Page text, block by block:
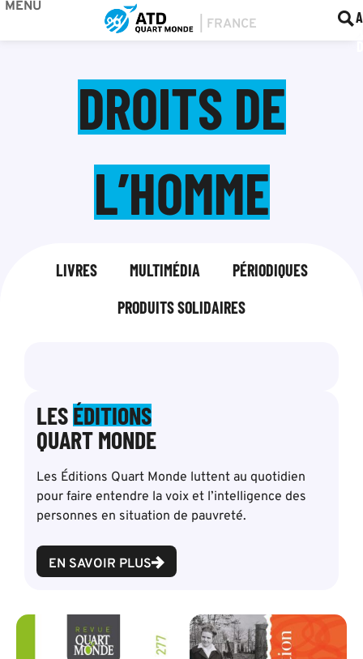
MENU
DROITS DE
L’HOMME
LIVRES MULTIMÉDIA
PÉRIODIQUES
PRODUITS SOLIDAIRES
LESÉDITIONS
QUART MONDE
Les Éditions Quart Monde luttent au quotidien
pour faire entendre la voix et l’intelligence des
personnes en situation de pauvreté.
EN SAVOIR PLUS